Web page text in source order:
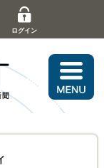
ログイン